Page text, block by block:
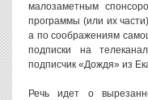
малозаметным
программы (или их
а по соображениям
подписки на
подписчик «Дождя» из
Речь идет о